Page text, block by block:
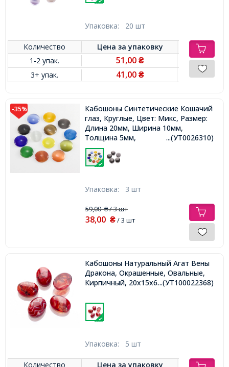
Упаковка: 20 шт
Количество Цена заупаковку
1-2 упак.
51,00₴
3+ упак. 41,00₴
-35%
Кабошоны Синтетические Кошачий
глаз, Круглые, Цвет: Микс, Размер:
Длина 20мм, Ширина 10мм,
Толщина 5мм,
...(УТ0026310)
Упаковка: 3 шт
59,00₴/ 3 шт
38,00 ₴/ 3 шт
Кабошоны Натуральный Агат Вены
Дракона, Окрашенные, Овальные,
Кирпичный, 20x15x6.5мм...(УТ100022368)
Упаковка: 5 шт
Количество Цена заупаковку